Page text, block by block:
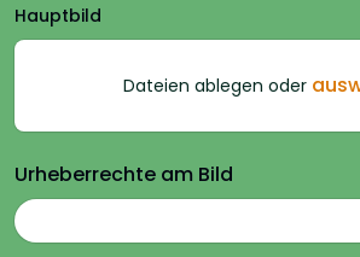
Hauptbild
Dateien ablegen oder
Urheberrechte am Bild